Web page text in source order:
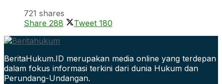
721 shares
Share 288 Tweet 180
BeritaHukum.ID merupakan media online yang terdepan
dalam fokus informasi terkini dari dunia Hukum dan
Perundang-Undangan.